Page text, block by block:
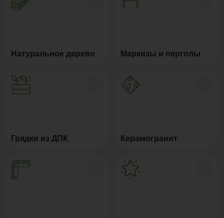
Натуральное дерево Маркизы и перголы
Грядки из ДПК Керамогранит